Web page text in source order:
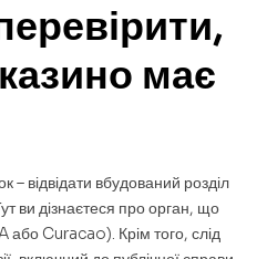
має
– відвідати вбудований розділ
ви дізнаєтеся про орган, що
або Curacao). Крім того, слід